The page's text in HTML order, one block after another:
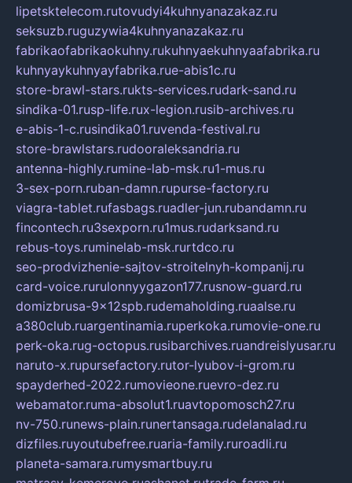
lipetsktelecom.rutovudyi4kuhnyanazakaz.ru
seksuzb.ruguzywia4kuhnyanazakaz.ru
fabrikaofabrikaokuhny.rukuhnyaekuhnyaafabrika.ru
kuhnyaykuhnyayfabrika.rue-abis1c.ru
store-brawl-stars.rukts-services.rudark-sand.ru
sindika-01.rusp-life.rux-legion.rusib-archives.ru
e-abis-1-c.rusindika01.ruvenda-festival.ru
store-brawlstars.rudooraleksandria.ru
antenna-highly.rumine-lab-msk.ru1-mus.ru
3-sex-porn.ruban-damn.rupurse-factory.ru
viagra-tablet.rufasbags.ruadler-jun.rubandamn.ru
fincontech.ru3sexporn.ru1mus.rudarksand.ru
rebus-toys.ruminelab-msk.rurtdco.ru
seo-prodvizhenie-sajtov-stroitelnyh-kompanij.ru
card-voice.rurulonnyygazon177.rusnow-guard.ru
domizbrusa-9x12spb.rudemaholding.ruaalse.ru
a380club.ruargentinamia.ruperkoka.rumovie-one.ru
perk-oka.rug-octopus.rusibarchives.ruandreislyusar.ru
naruto-x.rupursefactory.rutor-lyubov-i-grom.ru
spayderhed-2022.rumovieone.ruevro-dez.ru
webamator.ruma-absolut1.ruavtopomosch27.ru
nv-750.runews-plain.runertansaga.rudelanalad.ru
dizfiles.ruyoutubefree.ruaria-family.ruroadli.ru
planeta-samara.rumysmartbuy.ru